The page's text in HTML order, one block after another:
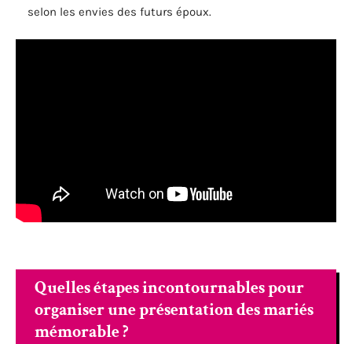
selon les envies des futurs époux.
Quelles étapes incontournables pour
organiser une présentation des mariés
mémorable ?